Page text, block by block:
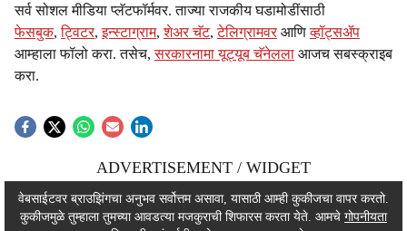
सर्व सोशल मीडिया प्लॅटफॉर्मवर. ताज्या राजकीय घडामोडींसाठी
फेसबुक,ट्विटर,इन्स्टाग्राम,शेअर चॅट,टेलिग्रामवर आणिव्हॉट्सॲप
आम्हाला फॉलो करा. तसेच,सरकारनामा यूट्यूब चॅनेलला आजच सबस्क्राइब
करा.
ADVERTISEMENT / WIDGET
ADVERTISEMENT / WIDGET
वेबसाईटवर ब्राउझिंगचा अनुभव सर्वोत्तम असावा, यासाठी आम्ही कुकीजचा वापर करतो.
कुकीजमुळे तुम्हाला तुमच्या आवडत्या मजकुराची शिफारस करता येते. आमचे गोपनीयता